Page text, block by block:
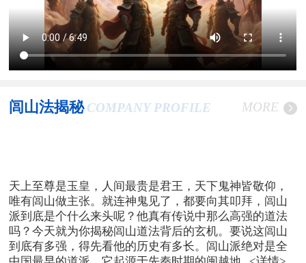
闾山法揭秘 COMPANY PROFILE MORE
天上至尊是玉皇，人间最贵是君王，天下鬼神皆敬仰，
唯有闾山做主张。就连神鬼见了，都要向其叩拜，闾山
派到底是个什么来头呢？他真有传说中那么高强的道法
吗？今天就为你揭秘闾山道法背后的玄机。要说这闾山
到底有多强，得先看他的历史有多长。闾山派绝对是全